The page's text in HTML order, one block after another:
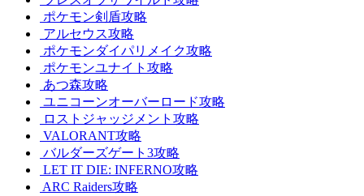
ポケモン剣盾攻略
アルセウス攻略
ポケモンダイパリメイク攻略
ポケモンユナイト攻略
あつ森攻略
ユニコーンオーバーロード攻略
ロストジャッジメント攻略
VALORANT攻略
バルダーズゲート3攻略
LET IT DIE: INFERNO攻略
ARC Raiders攻略